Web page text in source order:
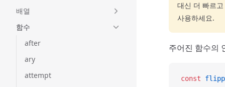
배열
함수
after
ary
attempt
대신 더 빠르
사용하세요.
주어진 함수의
const